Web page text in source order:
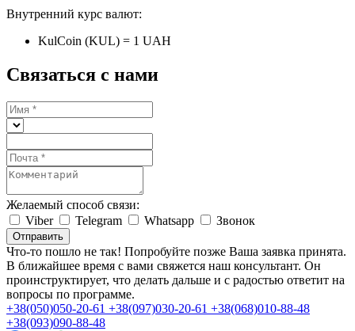
Внутренний курс валют:
KulCoin (KUL) = 1 UAH
Связаться с нами
Желаемый способ связи:
Viber
Telegram Whatsapp Звонок
Отправить
Что-то пошло не так! Попробуйте позже Ваша заявка принята.
В ближайшее время с вами свяжется наш консультант. Он
проинструктирует, что делать дальше и с радостью ответит на
вопросы по программе.
+38(050)050-20-61 +38(097)030-20-61 +38(068)010-88-48
+38(093)090-88-48